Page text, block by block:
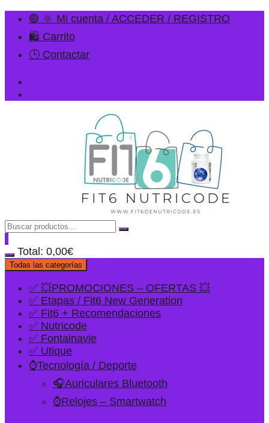
🟢 🔆 Mi cuenta / ACCEDER / REGISTRO
🛍️ Carrito
🕒 Contactar
Total: 0,00€
Todas las categorías
✅ 💥PROMOCIONES – OFERTAS 💥
✅ Etapas / Fit6 New Generation
✅ Fit6 + Recomendaciones
✅ Nutricode
✅ Fontainavie
✅ Utique
⌚Tecnología / Deporte
🎧Auriculares Bluetooth
⌚Relojes – Smartwatch